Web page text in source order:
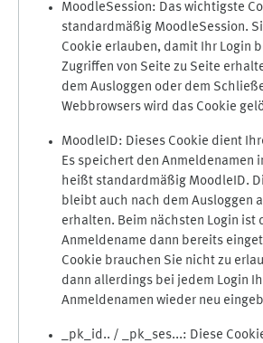
MoodleSession: Das wichtigste
standardmäßig MoodleSession.
Cookie erlauben, damit Ihr Login
Zugriffen von Seite zu Seite
dem Ausloggen oder dem
Webbrowsers wird das Cookie
MoodleID: Dieses Cookie dient
Es speichert den Anmeldenamen
heißt standardmäßig MoodleID.
bleibt auch nach dem Ausloggen
erhalten. Beim nächsten Login ist
Anmeldename dann bereits
Cookie brauchen Sie nicht zu
dann allerdings bei jedem Login
Anmeldenamen wieder neu
_pk_id.. / _pk_ses...: Diese